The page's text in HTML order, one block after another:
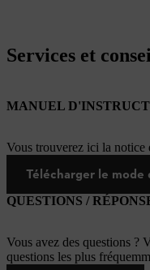
Services et
MANUEL
Vous trouverez ici la
Télécharger le mode
QUESTIONS /
Vous avez des questions ?
questions les plus